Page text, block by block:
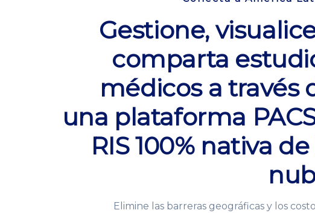
Gestione,
comparta
médicos a través
una plataforma
RIS 100% nativa
Elimine las barreras geográficas y los